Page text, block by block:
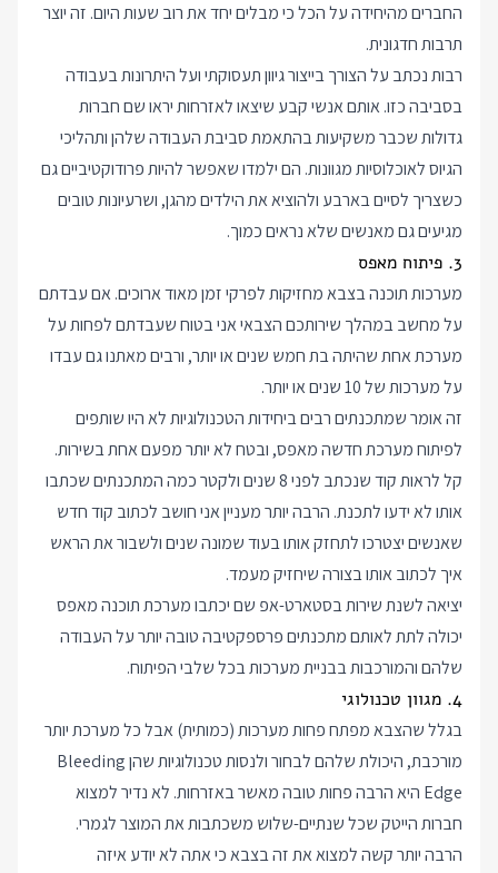
החברים מהיחידה על הכל כי מבלים יחד את רוב שעות היום. זה יוצר
תרבות חדגונית.
רבות נכתב על הצורך בייצור גיוון תעסוקתי ועל היתרונות בעבודה
בסביבה כזו. אותם אנשי קבע שיצאו לאזרחות יראו שם חברות
גדולות שכבר משקיעות בהתאמת סביבת העבודה שלהן ותהליכי
הגיוס לאוכלוסיות מגוונות. הם ילמדו שאפשר להיות פרודוקטיביים גם
כשצריך לסיים בארבע ולהוציא את הילדים מהגן, ושרעיונות טובים
מגיעים גם מאנשים שלא נראים כמוך.
3. פיתוח מאפס
מערכות תוכנה בצבא מחזיקות לפרקי זמן מאוד ארוכים. אם עבדתם
על מחשב במהלך שירותכם הצבאי אני בטוח שעבדתם לפחות על
מערכת אחת שהיתה בת חמש שנים או יותר, ורבים מאתנו גם עבדו
על מערכות של 10 שנים או יותר.
זה אומר שמתכנתים רבים ביחידות הטכנולוגיות לא היו שותפים
לפיתוח מערכת חדשה מאפס, ובטח לא יותר מפעם אחת בשירות.
קל לראות קוד שנכתב לפני 8 שנים ולקטר כמה המתכנתים שכתבו
אותו לא ידעו לתכנת. הרבה יותר מעניין אני חושב לכתוב קוד חדש
שאנשים יצטרכו לתחזק אותו בעוד שמונה שנים ולשבור את הראש
איך לכתוב אותו בצורה שיחזיק מעמד.
יציאה לשנת שירות בסטארט-אפ שם יכתבו מערכת תוכנה מאפס
יכולה לתת לאותם מתכנתים פרספקטיבה טובה יותר על העבודה
שלהם והמורכבות בבניית מערכות בכל שלבי הפיתוח.
4. מגוון טכנולוגי
בגלל שהצבא מפתח פחות מערכות (כמותית) אבל כל מערכת יותר
מורכבת, היכולת שלהם לבחור ולנסות טכנולוגיות שהן Bleeding
Edge היא הרבה פחות טובה מאשר באזרחות. לא נדיר למצוא
חברות הייטק שכל שנתיים-שלוש משכתבות את המוצר לגמרי.
הרבה יותר קשה למצוא את זה בצבא כי אתה לא יודע איזה